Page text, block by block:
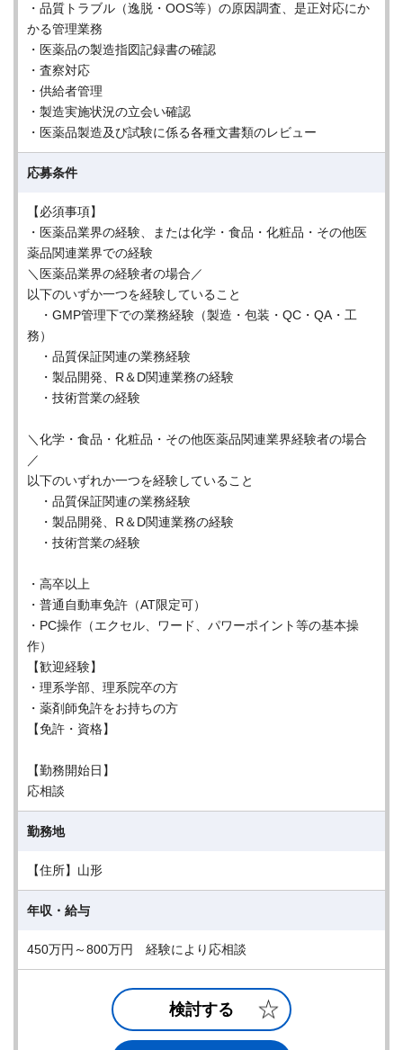
・品質トラブル（逸脱・OOS等）の原因調査、是正対応にか
かる管理業務
・医薬品の製造指図記録書の確認
・査察対応
・供給者管理
・製造実施状況の立会い確認
・医薬品製造及び試験に係る各種文書類のレビュー
応募条件
【必須事項】
・医薬品業界の経験、または化学・食品・化粧品・その他医
薬品関連業界での経験
＼医薬品業界の経験者の場合／
以下のいずか一つを経験していること
・GMP管理下での業務経験（製造・包装・QC・QA・工
務）
・品質保証関連の業務経験
・製品開発、R＆D関連業務の経験
・技術営業の経験
＼化学・食品・化粧品・その他医薬品関連業界経験者の場合
／
以下のいずれか一つを経験していること
・品質保証関連の業務経験
・製品開発、R＆D関連業務の経験
・技術営業の経験
・高卒以上
・普通自動車免許（AT限定可）
・PC操作（エクセル、ワード、パワーポイント等の基本操
作）
【歓迎経験】
・理系学部、理系院卒の方
・薬剤師免許をお持ちの方
【免許・資格】
【勤務開始日】
応相談
勤務地
【住所】山形
年収・給与
450万円～800万円 経験により応相談
検討する